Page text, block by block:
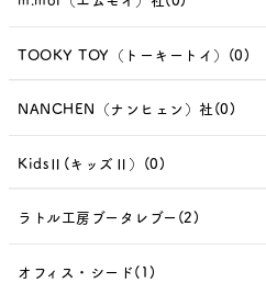
TOOKY TOY（トーキートイ）(0)
NANCHEN（ナンヒェン）社(0)
KidsⅡ(キッズⅡ）(0)
ラトル工房ブータレブー(2)
オフィス・シード(1)